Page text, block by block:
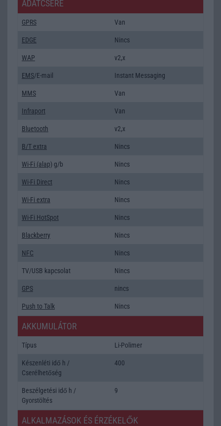
ADATCSERE
GPRS Van
EDGE Nincs
WAP v2,x
EMS/E-mail Instant Messaging
MMS Van
Infraport Van
Bluetooth v2,x
B/T extra Nincs
Wi-Fi (alap) g/b Nincs
Wi-Fi Direct Nincs
Wi-Fi extra Nincs
Wi-Fi HotSpot Nincs
Blackberry Nincs
NFC Nincs
TV/USB kapcsolat Nincs
GPS nincs
Push to Talk Nincs
AKKUMULÁTOR
Típus Li-Polimer
Készenléti idő h /
Cserélhetőség
400
Beszélgetési idő h /
Gyorstöltés
9
ALKALMAZÁSOK ÉS ÉRZÉKELŐK